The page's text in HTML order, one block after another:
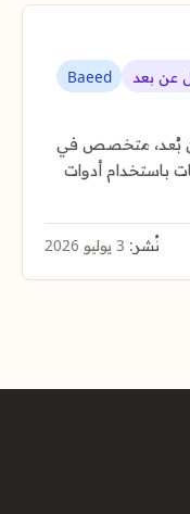
عن بعد
Baeed
بُعد، متخصص في
باستخدام أدوات
نُشر: